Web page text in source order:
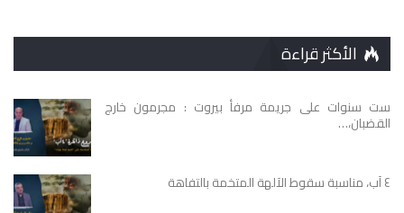
الأكثر قراءة
ست سنوات على جريمة مرفأ بيروت : مجرمون خارج
القضبان،…
٤ آب، مناسبة سقوط الآلهة المتخمة بالتفاهة